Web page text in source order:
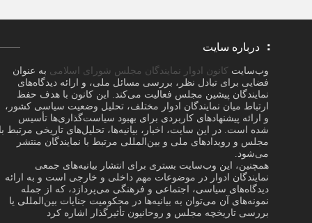
درباره سایت
وب‌سایت کانون ادوار نمایندگان مجلس شورای اسلامی به عنوان
فضایی برای تبادل نظر، بررسی مسائل ملی، و ارائه دیدگاه‌های
نمایندگان پیشین مجلس فعالیت می‌کند. این کانون با هدف حفظ
ارتباط میان نمایندگان ادوار مختلف، تحلیل وضعیت سیاسی کشور،
و ارائه پیشنهادهای کاربردی برای بهبود سیاست‌گذاری‌ها تأسیس
شده است. در این سایت، اخبار، بیانیه‌ها، تحلیل‌های تاریخی مرتبط با
مجلس و رویدادهای ملی و بین‌المللی مرتبط با نمایندگان منتشر
می‌شود.
همچنین، این وب‌سایت بستری برای انتشار بیانیه‌های جمعی
نمایندگان ادوار در موضوعات مهم داخلی و خارجی است و به ارائه
دیدگاه‌های سیاسی، اجتماعی و فرهنگی می‌پردازد، که از جمله
نمونه‌های آن می‌توان به بیانیه‌ها در محکومیت جنایات بین‌المللی یا
بررسی تاریخچه مجلس و روحانیون تأثیرگذار اشاره کرد